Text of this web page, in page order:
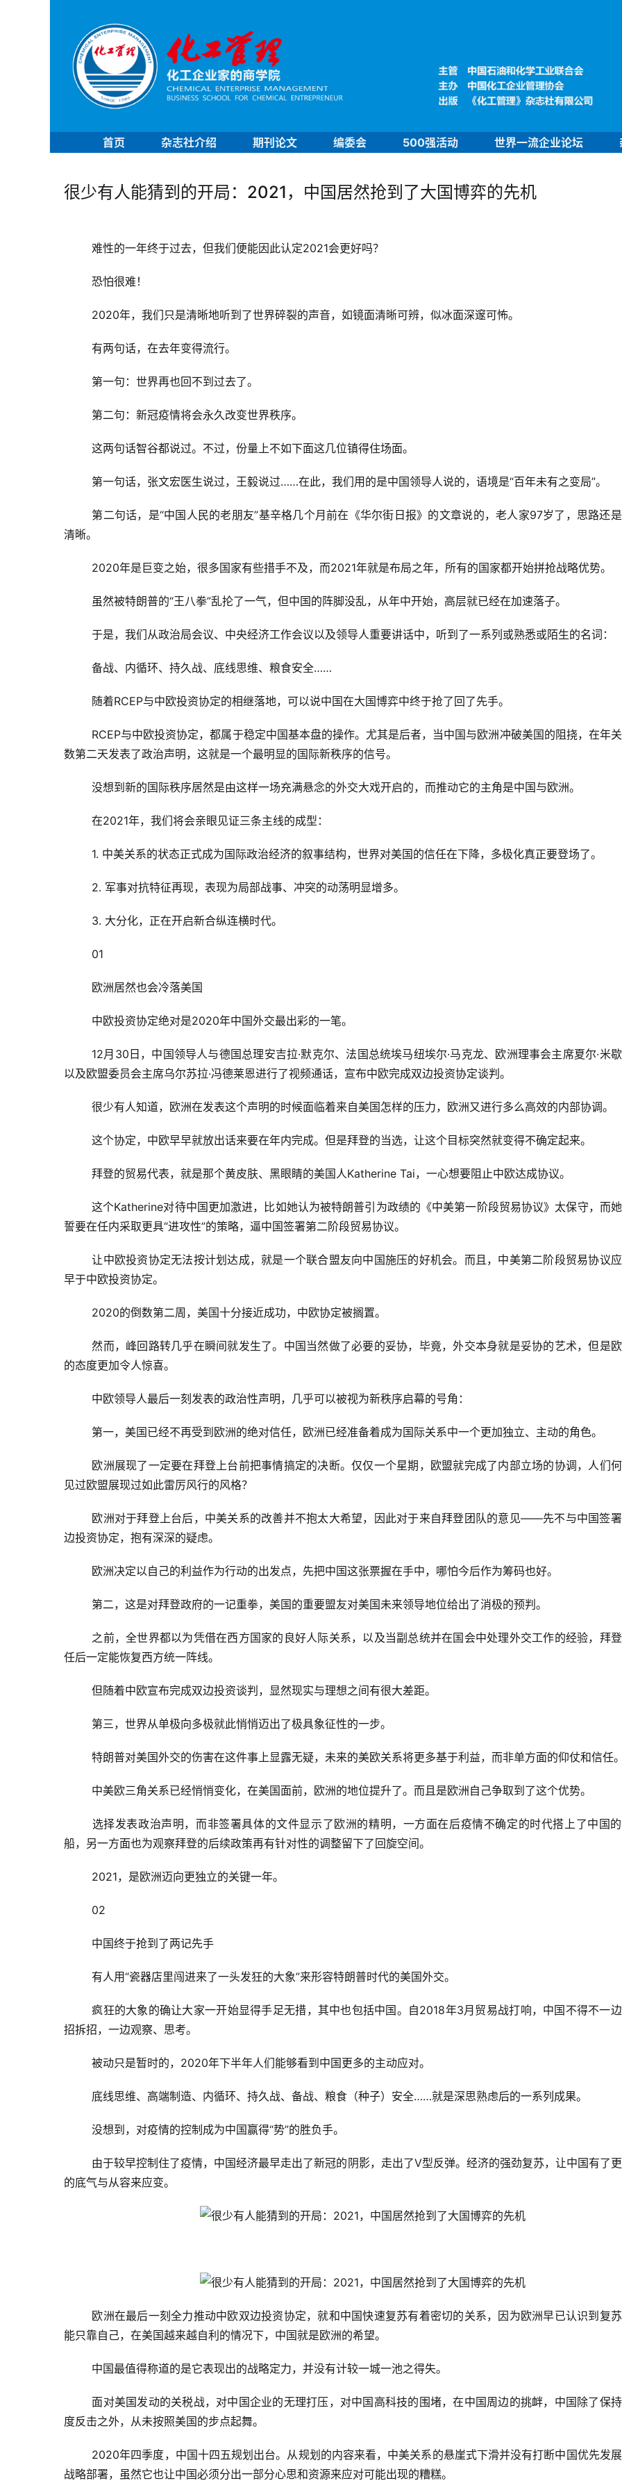
首页 杂志社介绍 期刊论文 编委会 500强活动 世界一流企业论坛
很少有人能猜到的开局：2021，中国居然抢到了大国博弈的先机
难性的一年终于过去，但我们便能因此认定2021会更好吗？
恐怕很难！
2020年，我们只是清晰地听到了世界碎裂的声音，如镜面清晰可辨，似冰面深邃可怖。
有两句话，在去年变得流行。
第一句：世界再也回不到过去了。
第二句：新冠疫情将会永久改变世界秩序。
这两句话智谷都说过。不过，份量上不如下面这几位镇得住场面。
第一句话，张文宏医生说过，王毅说过……在此，我们用的是中国领导人说的，语境是“百年未有之变局”。
第二句话，是“中国人民的老朋友”基辛格几个月前在《华尔街日报》的文章说的，老人家97岁了，思路还
清晰。
2020年是巨变之始，很多国家有些措手不及，而2021年就是布局之年，所有的国家都开始拼抢战略优势。
虽然被特朗普的“王八拳”乱抡了一气，但中国的阵脚没乱，从年中开始，高层就已经在加速落子。
于是，我们从政治局会议、中央经济工作会议以及领导人重要讲话中，听到了一系列或熟悉或陌生的名词：
备战、内循环、持久战、底线思维、粮食安全……
随着RCEP与中欧投资协定的相继落地，可以说中国在大国博弈中终于抢了回了先手。
RCEP与中欧投资协定，都属于稳定中国基本盘的操作。尤其是后者，当中国与欧洲冲破美国的阻挠，在年
数第二天发表了政治声明，这就是一个最明显的国际新秩序的信号。
没想到新的国际秩序居然是由这样一场充满悬念的外交大戏开启的，而推动它的主角是中国与欧洲。
在2021年，我们将会亲眼见证三条主线的成型：
1. 中美关系的状态正式成为国际政治经济的叙事结构，世界对美国的信任在下降，多极化真正要登场了。
2. 军事对抗特征再现，表现为局部战事、冲突的动荡明显增多。
3. 大分化，正在开启新合纵连横时代。
	01
欧洲居然也会冷落美国
中欧投资协定绝对是2020年中国外交最出彩的一笔。
12月30日，中国领导人与德国总理安吉拉·默克尔、法国总统埃马纽埃尔·马克龙、欧洲理事会主席夏尔·米
以及欧盟委员会主席乌尔苏拉·冯德莱恩进行了视频通话，宣布中欧完成双边投资协定谈判。
很少有人知道，欧洲在发表这个声明的时候面临着来自美国怎样的压力，欧洲又进行多么高效的内部协调。
这个协定，中欧早早就放出话来要在年内完成。但是拜登的当选，让这个目标突然就变得不确定起来。
拜登的贸易代表，就是那个黄皮肤、黑眼睛的美国人Katherine Tai，一心想要阻止中欧达成协议。
这个Katherine对待中国更加激进，比如她认为被特朗普引为政绩的《中美第一阶段贸易协议》太保守，而
誓要在任内采取更具“进攻性”的策略，逼中国签署第二阶段贸易协议。
让中欧投资协定无法按计划达成，就是一个联合盟友向中国施压的好机会。而且，中美第二阶段贸易协议
早于中欧投资协定。
2020的倒数第二周，美国十分接近成功，中欧协定被搁置。
然而，峰回路转几乎在瞬间就发生了。中国当然做了必要的妥协，毕竟，外交本身就是妥协的艺术，但是
的态度更加令人惊喜。
中欧领导人最后一刻发表的政治性声明，几乎可以被视为新秩序启幕的号角：
第一，美国已经不再受到欧洲的绝对信任，欧洲已经准备着成为国际关系中一个更加独立、主动的角色。
欧洲展现了一定要在拜登上台前把事情搞定的决断。仅仅一个星期，欧盟就完成了内部立场的协调，人们
见过欧盟展现过如此雷厉风行的风格？
欧洲对于拜登上台后，中美关系的改善并不抱太大希望，因此对于来自拜登团队的意见——先不与中国签
边投资协定，抱有深深的疑虑。
欧洲决定以自己的利益作为行动的出发点，先把中国这张票握在手中，哪怕今后作为筹码也好。
第二，这是对拜登政府的一记重拳，美国的重要盟友对美国未来领导地位给出了消极的预判。
之前，全世界都以为凭借在西方国家的良好人际关系，以及当副总统并在国会中处理外交工作的经验，拜
任后一定能恢复西方统一阵线。
但随着中欧宣布完成双边投资谈判，显然现实与理想之间有很大差距。
第三，世界从单极向多极就此悄悄迈出了极具象征性的一步。
特朗普对美国外交的伤害在这件事上显露无疑，未来的美欧关系将更多基于利益，而非单方面的仰仗和信任。
中美欧三角关系已经悄悄变化，在美国面前，欧洲的地位提升了。而且是欧洲自己争取到了这个优势。
选择发表政治声明，而非签署具体的文件显示了欧洲的精明，一方面在后疫情不确定的时代搭上了中国
船，另一方面也为观察拜登的后续政策再有针对性的调整留下了回旋空间。
2021，是欧洲迈向更独立的关键一年。
02
中国终于抢到了两记先手
有人用“瓷器店里闯进来了一头发狂的大象”来形容特朗普时代的美国外交。
疯狂的大象的确让大家一开始显得手足无措，其中也包括中国。自2018年3月贸易战打响，中国不得不一
招拆招，一边观察、思考。
被动只是暂时的，2020年下半年人们能够看到中国更多的主动应对。
底线思维、高端制造、内循环、持久战、备战、粮食（种子）安全……就是深思熟虑后的一系列成果。
没想到，对疫情的控制成为中国赢得“势”的胜负手。
由于较早控制住了疫情，中国经济最早走出了新冠的阴影，走出了V型反弹。经济的强劲复苏，让中国有了
的底气与从容来应变。
欧洲在最后一刻全力推动中欧双边投资协定，就和中国快速复苏有着密切的关系，因为欧洲早已认识到复
能只靠自己，在美国越来越自利的情况下，中国就是欧洲的希望。
中国最值得称道的是它表现出的战略定力，并没有计较一城一池之得失。
面对美国发动的关税战，对中国企业的无理打压，对中国高科技的围堵，在中国周边的挑衅，中国除了保
度反击之外，从未按照美国的步点起舞。
2020年四季度，中国十四五规划出台。从规划的内容来看，中美关系的悬崖式下滑并没有打断中国优先发
战略部署，虽然它也让中国必须分出一部分心思和资源来应对可能出现的糟糕。